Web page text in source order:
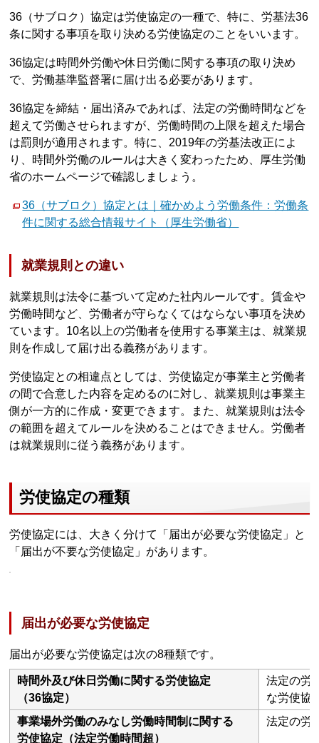
36（サブロク）協定は労使協定の一種で、特に、労基法36
条に関する事項を取り決める労使協定のことをいいます。
36協定は時間外労働や休日労働に関する事項の取り決め
で、労働基準監督署に届け出る必要があります。
36協定を締結・届出済みであれば、法定の労働時間などを
超えて労働させられますが、労働時間の上限を超えた場合
は罰則が適用されます。特に、2019年の労基法改正によ
り、時間外労働のルールは大きく変わったため、厚生労働
省のホームページで確認しましょう。
36（サブロク）協定とは｜確かめよう労働条件：労働条
件に関する総合情報サイト（厚生労働省）
就業規則との違い
就業規則は法令に基づいて定めた社内ルールです。賃金や
労働時間など、労働者が守らなくてはならない事項を決め
ています。10名以上の労働者を使用する事業主は、就業規
則を作成して届け出る義務があります。
労使協定との相違点としては、労使協定が事業主と労働者
の間で合意した内容を定めるのに対し、就業規則は事業主
側が一方的に作成・変更できます。また、就業規則は法令
の範囲を超えてルールを決めることはできません。労働者
は就業規則に従う義務があります。
労使協定の種類
労使協定には、大きく分けて「届出が必要な労使協定」と
「届出が不要な労使協定」があります。
届出が必要な労使協定
届出が必要な労使協定は次の8種類です。
時間外及び休日労働に関する労使協定
（36協定）
法定の労
な労使協
事業場外労働のみなし労働時間制に関する
労使協定（法定労働時間超）
法定の労